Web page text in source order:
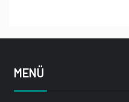
MENÜ